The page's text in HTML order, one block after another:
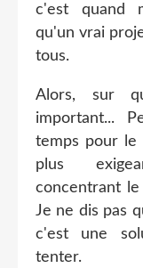
c'est quand
qu'un vrai
tous.
Alors, sur
important...
temps pour le
plus
concentrant
Je ne dis pas
c'est une
tenter.